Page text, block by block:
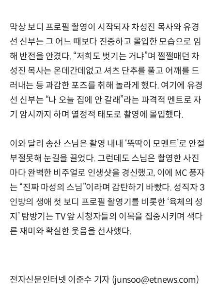
막상 보디 프로필 촬영이 시작되자 차성진 목사와 유경
선 신부는 그 어느 때보다 진중하고 몰입한 모습으로 임
해 반전을 안겼다. “저희도 벗기는 거냐”며 쩔쩔매던 차
성진 목사는 온데간데없고 셔츠 단추를 풀고 어깨를 드
러내는 등 과감한 포즈를 취해 놀라게 했다. 여기에 유경
선 신부는 “나 오늘 집에 안 갈래”라는 파격적 멘트로 자
기 암시까지 하며 열정적 태도로 촬영에 몰입했다.
이와 달리 송산 스님은 촬영 내내 ‘뚝딱이 모멘트’로 안절
부절못해 눈길을 끌었다. 그런데도 스님은 촬영한 사진
마다 완벽한 비주얼로 인생샷을 경신했고, 이에 MC 풍자
는 “진짜 마성의 스님”이라며 감탄하기 바빴다. 성직자 3
인방의 생애 첫 보디 프로필 촬영기를 비롯한 ‘육체의 성
지’ 탐방기는 TV 앞 시청자들의 이목을 집중시키며 색다
른 재미와 확실한 웃음을 선사했다.
전자신문인터넷 이준수 기자 (junsoo@etnews.com)